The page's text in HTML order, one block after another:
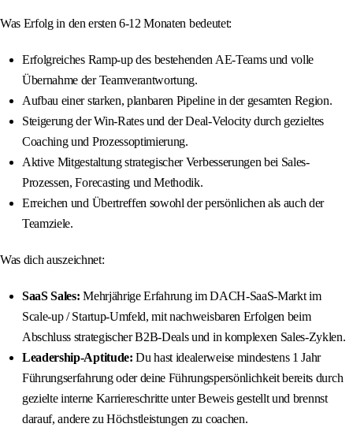
Was Erfolg in den ersten 6-12 Monaten bedeutet:
Erfolgreiches Ramp-up des bestehenden AE-Teams und volle
Übernahme der Teamverantwortung.
Aufbau einer starken, planbaren Pipeline in der gesamten Region.
Steigerung der Win-Rates und der Deal-Velocity durch gezieltes
Coaching und Prozessoptimierung.
Aktive Mitgestaltung strategischer Verbesserungen bei Sales-
Prozessen, Forecasting und Methodik.
Erreichen und Übertreffen sowohl der persönlichen als auch der
Teamziele.
Was dich auszeichnet:
SaaS Sales: Mehrjährige Erfahrung im DACH-SaaS-Markt im
Scale-up / Startup-Umfeld, mit nachweisbaren Erfolgen beim
Abschluss strategischer B2B-Deals und in komplexen Sales-Zyklen.
Leadership-Aptitude: Du hast idealerweise mindestens 1 Jahr
Führungserfahrung oder deine Führungspersönlichkeit bereits durch
gezielte interne Karriereschritte unter Beweis gestellt und brennst
darauf, andere zu Höchstleistungen zu coachen.